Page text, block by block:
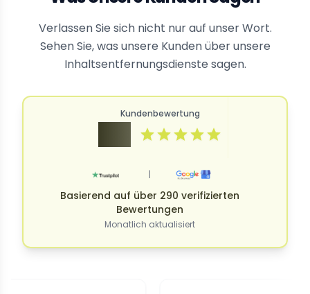
Verlassen Sie sich nicht nur auf unser Wort.
Sehen Sie, was unsere Kunden über unsere
Inhaltsentfernungsdienste sagen.
Kundenbewertung
|
Basierend auf über 290 verifizierten
Bewertungen
Monatlich aktualisiert